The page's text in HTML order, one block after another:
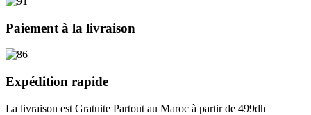
Paiement à la livraison
Expédition rapide
La livraison est Gratuite Partout au Maroc à partir de 499dh